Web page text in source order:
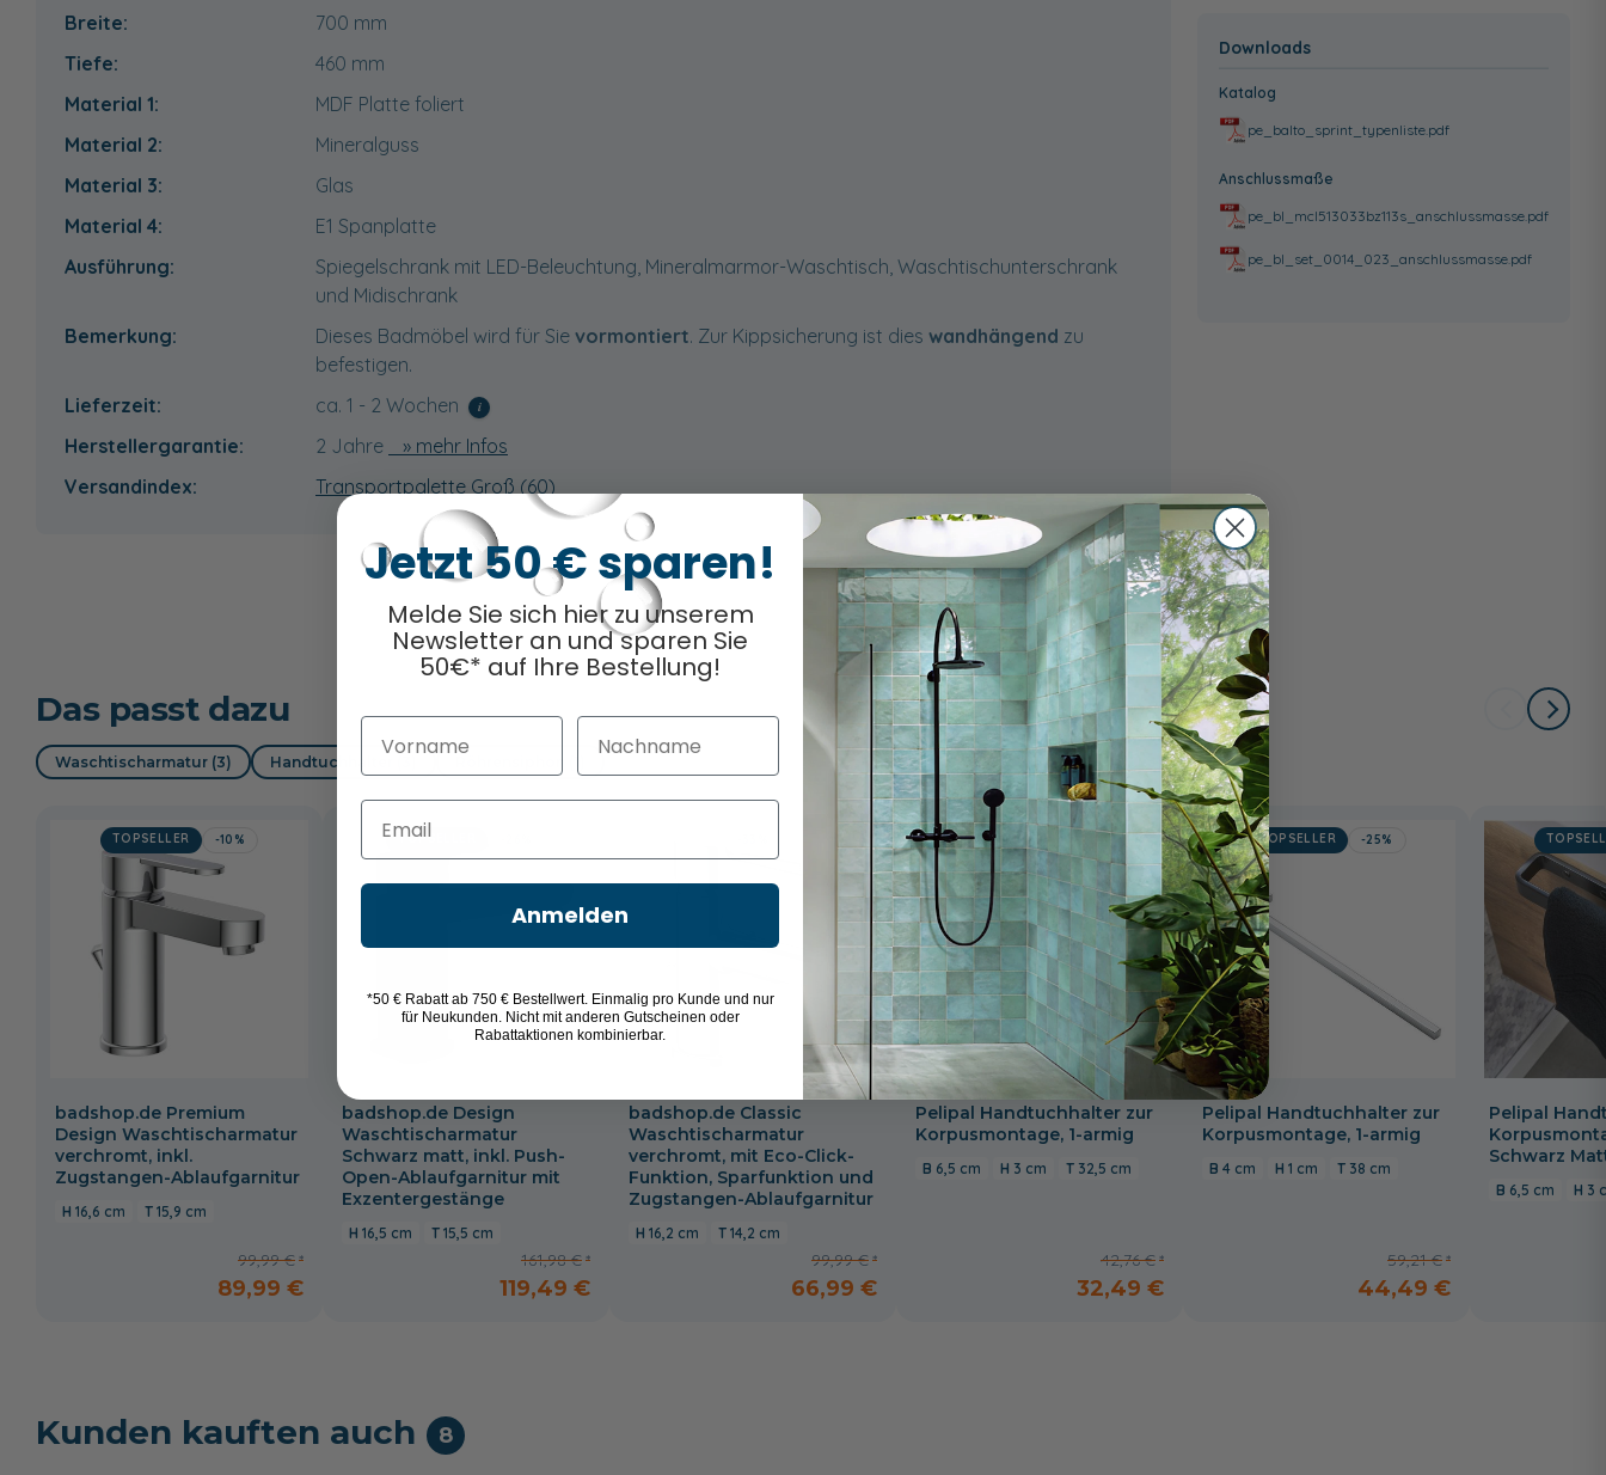
Breite:
700 mm
Tiefe:
460 mm
Material 1:
MDF Platte foliert
Material 2:
Mineralguss
Material 3:
Glas
Material 4:
E1 Spanplatte
Ausführung:
Spiegelschrank mit LED-Beleuchtung, Mineralmarmor-Waschtisch, Waschtischunterschrank
und Midischrank
Bemerkung:
Dieses Badmöbel wird für Sie vormontiert. Zur Kippsicherung ist dies wandhängend zu
befestigen.
Lieferzeit:
ca. 1 - 2 Wochen i
Herstellergarantie: 2 Jahre
» mehr Infos
Versandindex:
Transportpalette Groß (60)
Downloads
Katalog
pe_balto_sprint_typenliste.pdf
Anschlussmaße
pe_bl_mcl513033bz113s_anschlussmasse.pdf
pe_bl_set_0014_023_anschlussmasse.pdf
Das passt dazu
Waschtischarmatur (3) Handtuchhalter (3)
TOPSELLER -10%
badshop.de Premium
Design Waschtischarmatur
verchromt, inkl.
Zugstangen-Ablaufgarnitur
16,6 cm 15,9 cm
99,99 €
89,99 €
TOPSELLER
badshop.de Design
Waschtischarmatur
Schwarz matt, inkl. Push-
Open-Ablaufgarnitur mit
Exzentergestänge
16,5 cm 15,5 cm
161,98 €
119,49 €
badshop.de Classic
Waschtischarmatur
verchromt, mit Eco-Click-
Funktion, Sparfunktion und
Zugstangen-Ablaufgarnitur
16,2 cm 14,2 cm
99,99 €
66,99 €
TOPSELLER
Pelipal Handtuchhalter zur
Korpusmontage, 1-armig
6,5 cm 3 cm 32,5 cm
42,76 €
32,49 €
TOPSELLER -25%
Pelipal Handtuchhalter zur
Korpusmontage, 1-armig
4 cm 1 cm 38 cm
59,21 €
44,49 €
Pelipal
Schwarz
6,5 cm 3
Kunden kauften auch 8
Jetzt 50 € sparen!
Melde Sie sich hier zu unserem
Newsletter an und sparen Sie
50€* auf Ihre Bestellung!
Vorname Nachname
Email
Anmelden
*50 € Rabatt ab 750 € Bestellwert. Einmalig pro Kunde und nur
für Neukunden. Nicht mit anderen Gutscheinen oder
Rabattaktionen kombinierbar.